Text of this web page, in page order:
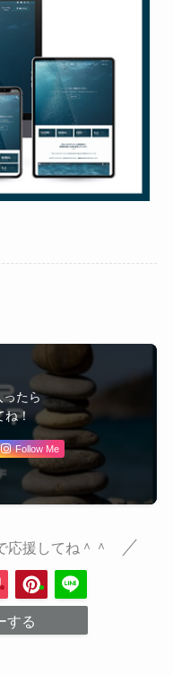
ったら
！
Follow Me
応援してね＾＾
する